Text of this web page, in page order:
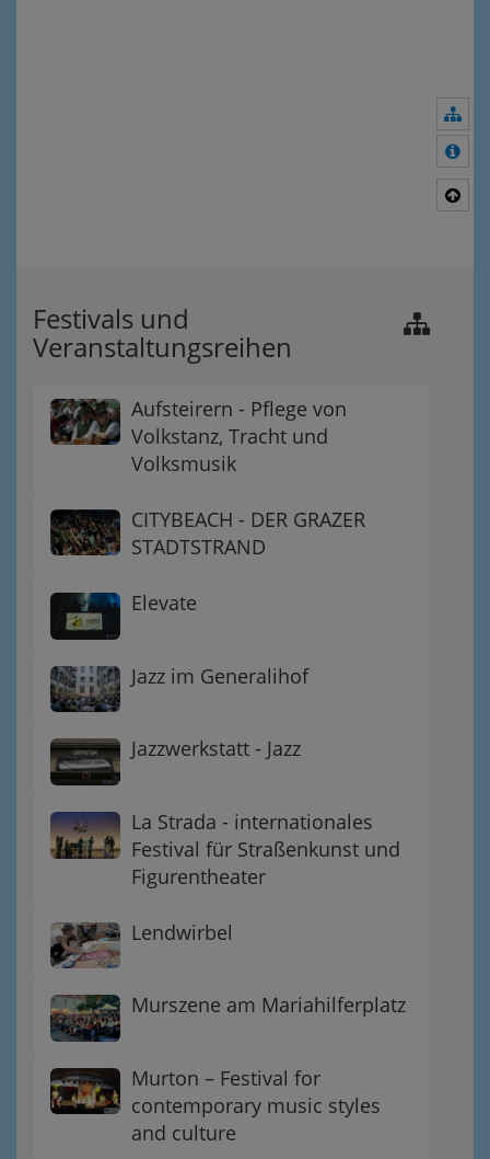
Festivals und
Veranstaltungsreihen
Aufsteirern - Pflege von
Volkstanz, Tracht und
Volksmusik
CITYBEACH - DER GRAZER
STADTSTRAND
Elevate
Jazz im Generalihof
Jazzwerkstatt - Jazz
La Strada - internationales
Festival für Straßenkunst und
Figurentheater
Lendwirbel
Murszene am Mariahilferplatz
Murton – Festival for
contemporary music styles
and culture